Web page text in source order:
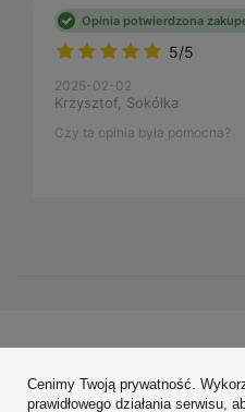
5/5
Opinia potwierdzona
2025-02-02
Krzysztof, Sokółka
Czy ta opinia była pomocna?
Konto
Cenimy Twoją prywatność.
prawidłowego działania serwisu,